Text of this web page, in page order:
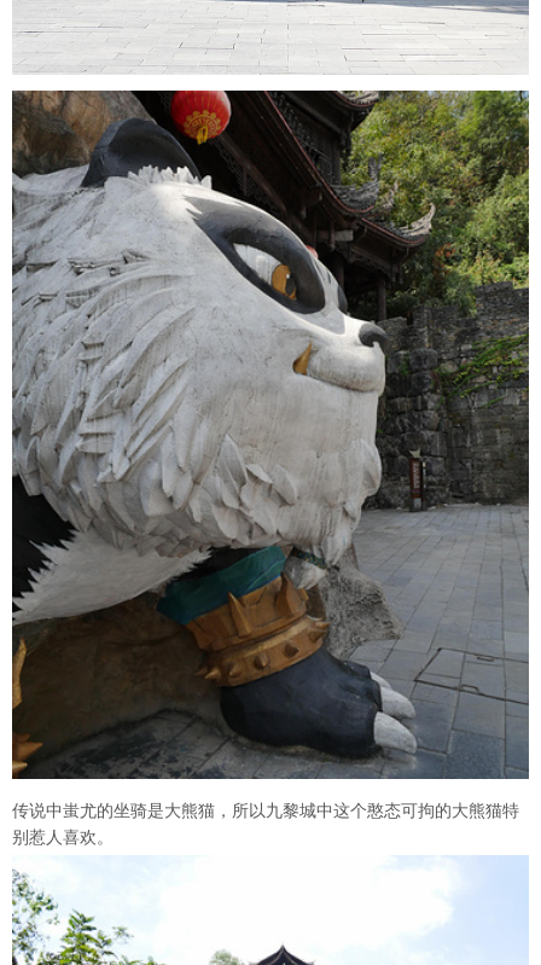
传说中蚩尤的坐骑是大熊猫，所以九黎城中这个憨态可拘的大熊猫特
别惹人喜欢。